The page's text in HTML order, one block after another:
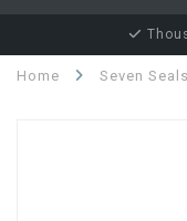
Home Seven